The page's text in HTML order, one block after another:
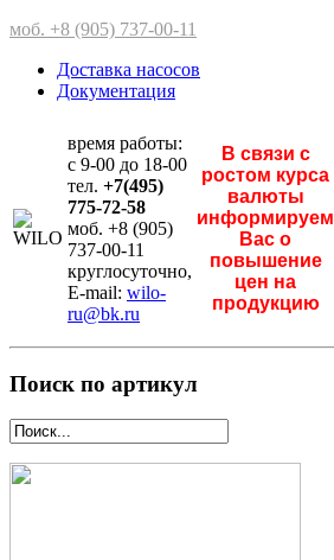
моб. +8 (905) 737-00-11
Доставка насосов
Документация
время работы:
с 9-00 до 18-00
тел. +7(495)
775-72-58
моб. +8 (905)
737-00-11
круглосуточно,
E-mail: wilo-
ru@bk.ru
В связи с
ростом курса
валюты
информируем
Вас о
повышение
цен на
продукцию
Поиск по артикул